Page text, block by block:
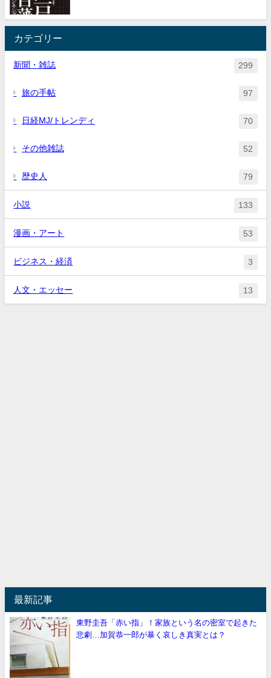
カテゴリー
新聞・雑誌 299
旅の手帖 97
日経MJ/トレンディ 70
その他雑誌 52
歴史人 79
小説 133
漫画・アート 53
ビジネス・経済 3
人文・エッセー 13
最新記事
東野圭吾「赤い指」！家族という名の密室で起きた
悲劇…加賀恭一郎が暴く哀しき真実とは？